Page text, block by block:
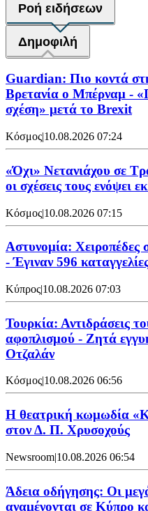
Ροή ειδήσεων
Δημοφιλή
Guardian: Πιο κοντά
Βρετανία ο Μπέρναμ -
σχέση» μετά το Brexit
Κόσμος|10.08.2026 07:24
«Όχι» Νετανιάχου σε
οι σχέσεις τους ενόψει
Κόσμος|10.08.2026 07:15
Αστυνομία: Χειροπέδες
- Έγιναν 596
Κύπρος|10.08.2026 07:03
Τουρκία: Αντιδράσεις
αφοπλισμού - Ζητά
Οτζαλάν
Κόσμος|10.08.2026 06:56
Η θεατρική κωμωδία
στον Δ. Π. Χρυσοχούς
Newsroom|10.08.2026 06:54
Άδεια οδήγησης: Οι
αναμένονται σε Κύπρο